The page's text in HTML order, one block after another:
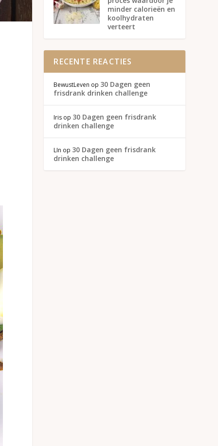
minder calorieën en
koolhydraten
verteert
RECENTE REACTIES
BewustLeven op 30 Dagen geen
frisdrank drinken challenge
Iris op 30 Dagen geen frisdrank
drinken challenge
LIn op 30 Dagen geen frisdrank
drinken challenge